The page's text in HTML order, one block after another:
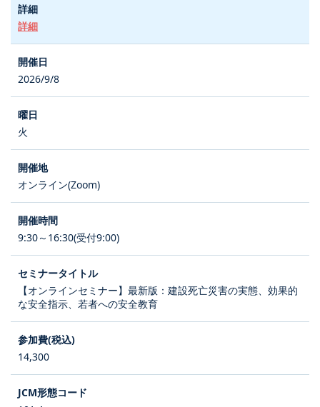
詳細
2026/9/8
火
オンライン(Zoom)
9:30～16:30(受付9:00)
【オンラインセミナー】最新版：建設死亡災害の実態、効果的
な安全指示、若者への安全教育
14,300